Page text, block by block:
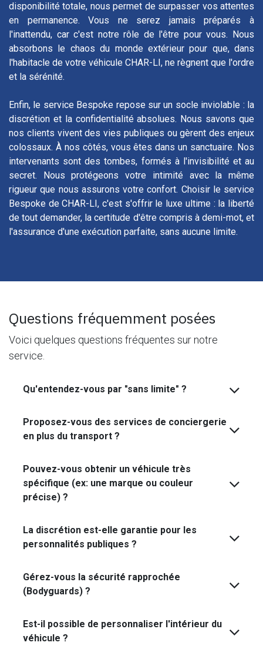
disponibilité totale, nous permet de surpasser vos attentes
en permanence. Vous ne serez jamais préparés à
l'inattendu, car c'est notre rôle de l'être pour vous. Nous
absorbons le chaos du monde extérieur pour que, dans
l'habitacle de votre véhicule CHAR-LI, ne règnent que l'ordre
et la sérénité.
Enfin, le service Bespoke repose sur un socle inviolable : la
discrétion et la confidentialité absolues. Nous savons que
nos clients vivent des vies publiques ou gèrent des enjeux
colossaux. À nos côtés, vous êtes dans un sanctuaire. Nos
intervenants sont des tombes, formés à l'invisibilité et au
secret. Nous protégeons votre intimité avec la même
rigueur que nous assurons votre confort. Choisir le service
Bespoke de CHAR-LI, c'est s'offrir le luxe ultime : la liberté
de tout demander, la certitude d'être compris à demi-mot, et
l'assurance d'une exécution parfaite, sans aucune limite.
Questions fréquemment posées
Voici quelques questions fréquentes sur notre
service.
Qu'entendez-vous par "sans limite" ?
Proposez-vous des services de conciergerie
en plus du transport ?
Pouvez-vous obtenir un véhicule très
spécifique (ex: une marque ou couleur
précise) ?
Absolument. Si le véhicule ne figure pas dans notre
flotte standard, nous l'activons via notre réseau de
spécifique ou un véhicule blindé ? Nous vous
l'amenons.
La discrétion est-elle garantie pour les
personnalités publiques ?
Gérez-vous la sécurité rapprochée
(Bodyguards) ?
Est-il possible de personnaliser l'intérieur du
véhicule ?